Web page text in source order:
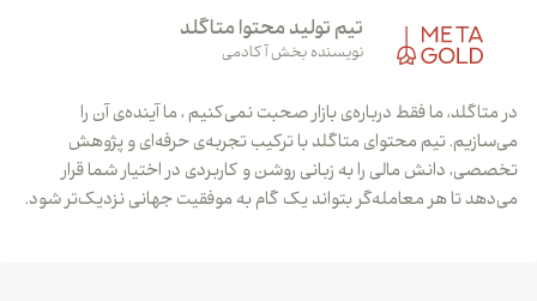
تیم تولید محتوا متاگلد
نویسنده بخش آکادمی
در متاگلد، ما فقط درباره‌ی بازار صحبت نمی‌کنیم ، ما آینده‌ی آن را
می‌سازیم. تیم محتوای متاگلد با ترکیب تجربه‌ی حرفه‌ای و پژوهش
تخصصی، دانش مالی را به زبانی روشن و کاربردی در اختیار شما قرار
می‌دهد تا هر معامله‌گر بتواند یک گام به موفقیت جهانی نزدیک‌تر شود.